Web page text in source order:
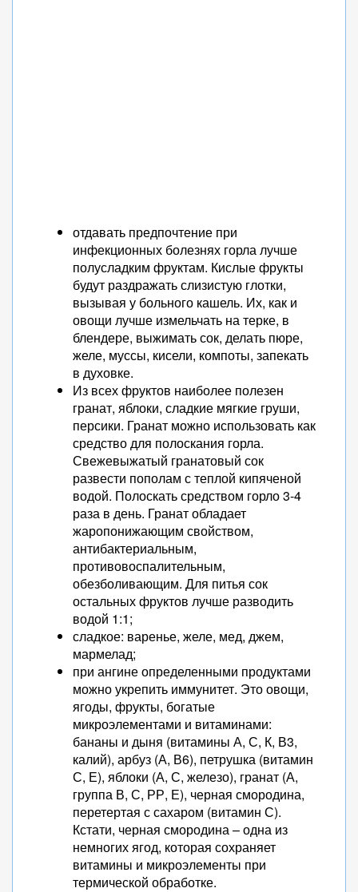
отдавать предпочтение при
инфекционных болезнях горла лучше
полусладким фруктам. Кислые фрукты
будут раздражать слизистую глотки,
вызывая у больного кашель. Их, как и
овощи лучше измельчать на терке, в
блендере, выжимать сок, делать пюре,
желе, муссы, кисели, компоты, запекать
в духовке.
Из всех фруктов наиболее полезен
гранат, яблоки, сладкие мягкие груши,
персики. Гранат можно использовать как
средство для полоскания горла.
Свежевыжатый гранатовый сок
развести пополам с теплой кипяченой
водой. Полоскать средством горло 3-4
раза в день. Гранат обладает
жаропонижающим свойством,
антибактериальным,
противовоспалительным,
обезболивающим. Для питья сок
остальных фруктов лучше разводить
водой 1:1;
сладкое: варенье, желе, мед, джем,
мармелад;
при ангине определенными продуктами
можно укрепить иммунитет. Это овощи,
ягоды, фрукты, богатые
микроэлементами и витаминами:
бананы и дыня (витамины А, С, К, В3,
калий), арбуз (А, В6), петрушка (витамин
С, Е), яблоки (А, С, железо), гранат (А,
группа В, С, РР, Е), черная смородина,
перетертая с сахаром (витамин С).
Кстати, черная смородина – одна из
немногих ягод, которая сохраняет
витамины и микроэлементы при
термической обработке.